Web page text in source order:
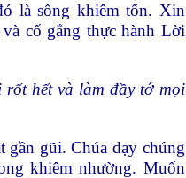
là sống khiêm tốn. Xin
cố gắng thực hành Lời
hết và làm đầy tớ mọi
gần gũi. Chúa dạy chúng
khiêm nhường. Muốn